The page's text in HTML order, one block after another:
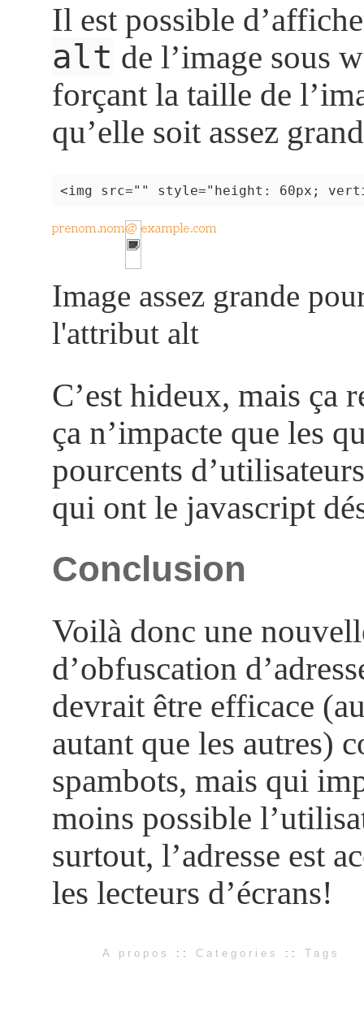
Il est possible
alt de l’image sous
forçant la taille de
qu’elle soit assez
Image assez grande
l'attribut alt
C’est hideux, mais ça
ça n’impacte que les
pourcents
qui ont le javascript
Conclusion
Voilà donc une
d’obfuscation
devrait être efficace
autant que les autres)
spambots, mais qui
moins possible
surtout, l’adresse est
les lecteurs d’écrans!
A propos :: Categories :: Tags